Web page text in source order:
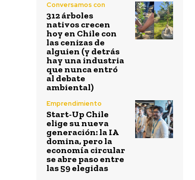
Conversamos con
312 árboles
nativos crecen
hoy en Chile con
las cenizas de
alguien (y detrás
hay una industria
que nunca entró
al debate
ambiental)
Emprendimiento
Start-Up Chile
elige su nueva
generación: la IA
domina, pero la
economía circular
se abre paso entre
las 59 elegidas